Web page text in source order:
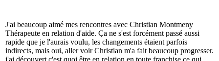
J'ai beaucoup aimé mes rencontres avec Christian Montmeny
Thérapeute en relation d'aide. Ça ne s'est forcément passé aussi
rapide que je l'aurais voulu, les changements étaient parfois
indirects, mais oui, aller voir Christian m'a fait beaucoup progresser.
j'ai découvert c'est quoi être en relation en toute franchise ce qui